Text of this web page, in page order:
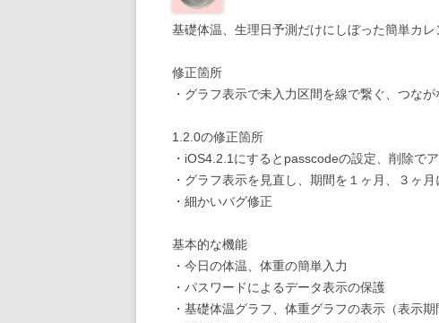
基礎体温、生理日予測だけにしぼった簡単カレ
修正箇所
・グラフ表示で未入力区間を線で繋ぐ、つな
1.2.0の修正箇所
・iOS4.2.1にするとpasscodeの設定、削除で
・グラフ表示を見直し、期間を１ヶ月、３ヶ
・細かいバグ修正
基本的な機能
・今日の体温、体重の簡単入力
・パスワードによるデータ表示の保護
・基礎体温グラフ、体重グラフの表示（表示期